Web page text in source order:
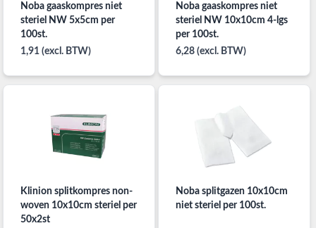
Noba gaaskompres niet
steriel NW 5x5cm per
100st.
1,91 (excl. BTW)
Noba gaaskompres niet
steriel NW 10x10cm 4-lgs
per 100st.
6,28 (excl. BTW)
Klinion splitkompres non-
woven 10x10cm steriel per
50x2st
Noba splitgazen 10x10cm
niet steriel per 100st.